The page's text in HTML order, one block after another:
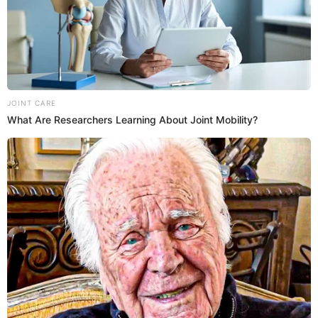
Además, dejó claro que su exyerno nunca fue santo de su
devoción porque no estuvo de acuerdo en que Florcita lo
elija como esposo. "Mi hija tenía buenos pretendientes
muy buenos, económicamente muy bien y eran de clase